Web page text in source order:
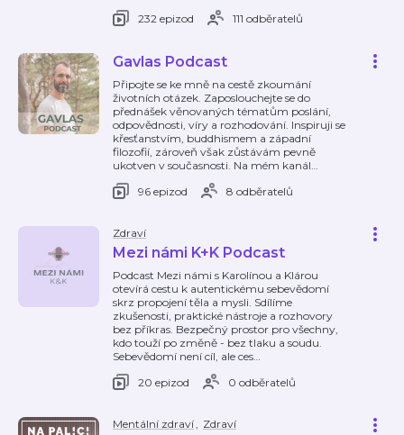
232 epizod
111 odběratelů
Gavlas Podcast
Připojte se ke mně na cestě zkoumání
životních otázek. Zaposlouchejte se do
přednášek věnovaných tématům poslání,
odpovědnosti, víry a rozhodování. Inspiruji se
křesťanstvím, buddhismem a západní
filozofií, zároveň však zůstávám pevně
ukotven v současnosti. Na mém kanál…
96 epizod
8 odběratelů
Zdraví
Mezi námi K+K Podcast
Podcast Mezi námi s Karolínou a Klárou
otevírá cestu k autentickému sebevědomí
skrz propojení těla a mysli. Sdílíme
zkušenosti, praktické nástroje a rozhovory
bez příkras. Bezpečný prostor pro všechny,
kdo touží po změně - bez tlaku a soudu.
Sebevědomí není cíl, ale ces…
20 epizod
0 odběratelů
Mentální zdraví, Zdraví